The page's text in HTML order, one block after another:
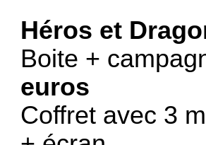
Héros et
Boite +
euros
Coffret avec 3